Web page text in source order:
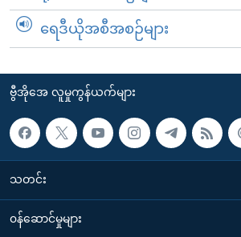
ရေဒီယိုအစီအစဉ်များ
ဗွီအိုအေ လူမှုကွန်ယက်များ
သတင်း
၀န်ဆောင်မှုများ